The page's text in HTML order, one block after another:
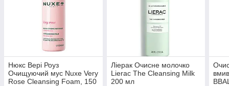
Нюкс Вері Роуз
Очищуючий мус Nuxe Very
Rose Cleansing Foam, 150
Ліерак Очисне молочко
Lierac The Cleansing Milk
200 мл